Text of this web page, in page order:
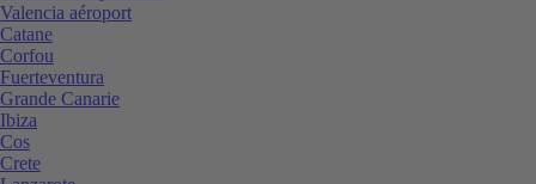
Valencia aéroport
Catane
Corfou
Fuerteventura
Grande Canarie
Ibiza
Cos
Crete